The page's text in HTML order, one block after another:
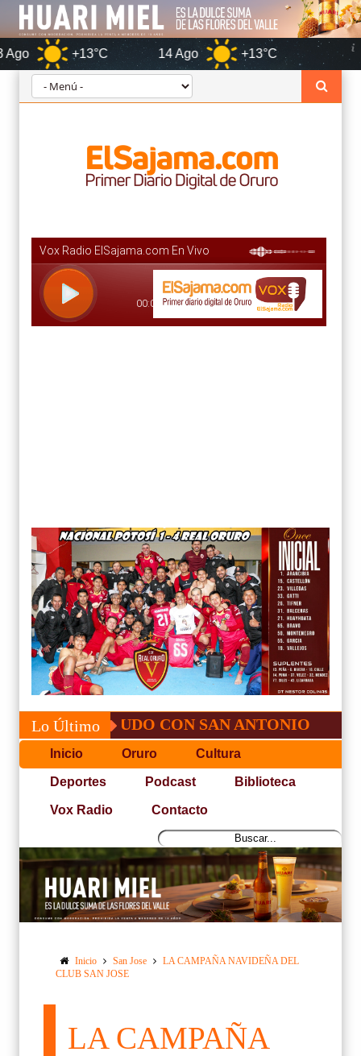
+13°C 14 Ago +13°C Oruro
Lo Último
NO PUDO CON SAN ANTONIO COPA
Inicio Oruro Cultura
Deportes Podcast Biblioteca
Vox Radio Contacto
Inicio San Jose
LA CAMPAÑA NAVIDEÑA DEL
CLUB SAN JOSE
LA CAMPAÑA